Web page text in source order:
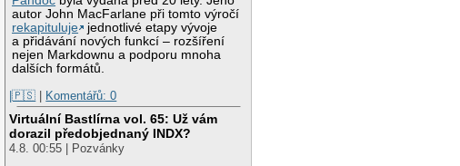
autor John MacFarlane při tomto výročí
rekapituluje
jednotlivé etapy vývoje
a přidávání nových funkcí – rozšíření
nejen Markdownu a podporu mnoha
dalších formátů.
|🇵🇸 | Komentářů: 0
Virtuální Bastlírna vol. 65: Už vám
dorazil předobjednaný INDX?
4.8. 00:55 | Pozvánky